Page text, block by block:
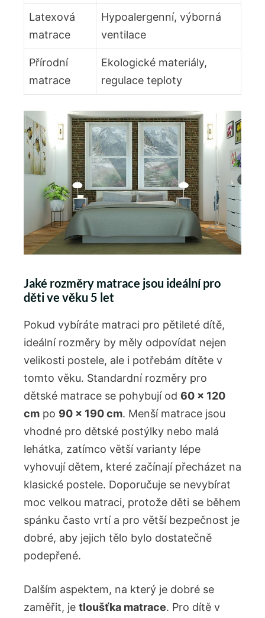
Latexová
matrace
Hypoalergenní,‌ výborná
ventilace
Přírodní
matrace
Ekologické materiály,
regulace teploty
Jaké rozměry matrace jsou ideální pro
děti ve věku 5 let
Pokud vybíráte matraci pro pětileté dítě,
ideální rozměry by měly odpovídat nejen‌
velikosti postele, ale ‌i potřebám dítěte v
tomto věku. Standardní rozměry pro
dětské matrace se pohybují od 60 x ​120
cm ⁤po 90 x 190 cm. Menší matrace jsou
vhodné pro dětské postýlky nebo‌ malá
lehátka, zatímco‌ větší varianty lépe
vyhovují dětem, které ​začínají přecházet na
klasické postele. Doporučuje se nevybírat
moc velkou matraci, protože děti se‌ během
spánku často vrtí a pro větší bezpečnost je
dobré, aby jejich tělo bylo dostatečně
podepřené.
Dalším aspektem, na který je dobré⁤ se
zaměřit, je tloušťka matrace. Pro dítě v